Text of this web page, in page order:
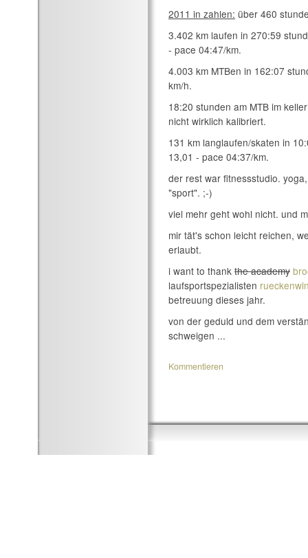
2011 in zahlen: über 460
3.402 km laufen in 270:59
- pace 04:47/km.
4.003 km MTBen in 162:07
km/h.
18:20 stunden am MTB im
nicht wirklich kalibriert.
131 km langlaufen/skaten in
13,01 - pace 04:37/km.
der rest war fitnessstudio.
"sport". ;-)
viel mehr geht wohl nicht. und
mir tät's schon leicht reichen,
erlaubt.
i want to thank the academy
laufsportspezialisten
betreuung dieses jahr.
von der geduld und dem
schweigen ...
Kommentieren